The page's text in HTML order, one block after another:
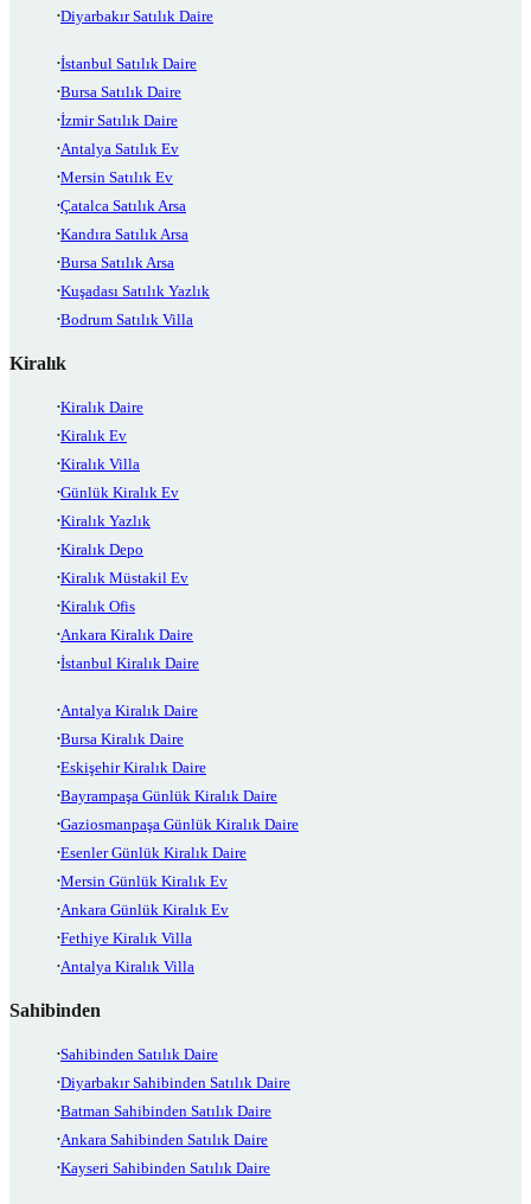
Diyarbakır Satılık Daire
İstanbul Satılık Daire
Bursa Satılık Daire
İzmir Satılık Daire
Antalya Satılık Ev
Mersin Satılık Ev
Çatalca Satılık Arsa
Kandıra Satılık Arsa
Bursa Satılık Arsa
Kuşadası Satılık Yazlık
Bodrum Satılık Villa
Kiralık
Kiralık Daire
Kiralık Ev
Kiralık Villa
Günlük Kiralık Ev
Kiralık Yazlık
Kiralık Depo
Kiralık Müstakil Ev
Kiralık Ofis
Ankara Kiralık Daire
İstanbul Kiralık Daire
Antalya Kiralık Daire
Bursa Kiralık Daire
Eskişehir Kiralık Daire
Bayrampaşa Günlük Kiralık Daire
Gaziosmanpaşa Günlük Kiralık Daire
Esenler Günlük Kiralık Daire
Mersin Günlük Kiralık Ev
Ankara Günlük Kiralık Ev
Fethiye Kiralık Villa
Antalya Kiralık Villa
Sahibinden
Sahibinden Satılık Daire
Diyarbakır Sahibinden Satılık Daire
Batman Sahibinden Satılık Daire
Ankara Sahibinden Satılık Daire
Kayseri Sahibinden Satılık Daire